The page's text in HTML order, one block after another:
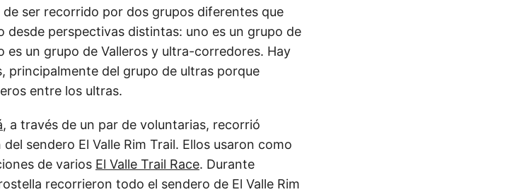
ser recorrido por dos grupos diferentes que
perspectivas distintas: uno es un grupo de
un grupo de Valleros y ultra-corredores. Hay
principalmente del grupo de ultras porque
entre los ultras.
, a través de un par de voluntarias, recorrió
sendero El Valle Rim Trail. Ellos usaron como
de varios El Valle Trail Race. Durante
recorrieron todo el sendero de El Valle Rim